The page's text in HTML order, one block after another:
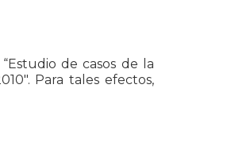
de casos de la
Para tales efectos,